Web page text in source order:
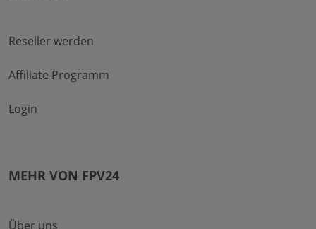
Reseller werden
Affiliate Programm
Login
MEHR VON FPV24
Über uns